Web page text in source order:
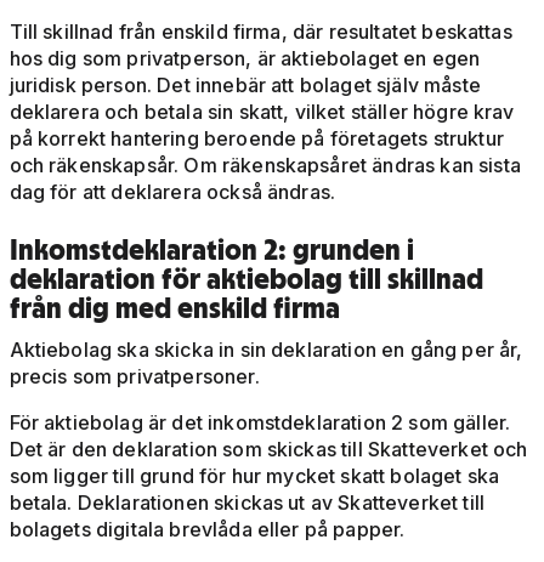
Till skillnad från enskild firma, där resultatet beskattas
hos dig som privatperson, är aktiebolaget en egen
juridisk person. Det innebär att bolaget själv måste
deklarera och betala sin skatt, vilket ställer högre krav
på korrekt hantering beroende på företagets struktur
och räkenskapsår. Om räkenskapsåret ändras kan sista
dag för att deklarera också ändras.
Inkomstdeklaration 2: grunden i
deklaration för aktiebolag till skillnad
från dig med enskild firma
Aktiebolag ska skicka in sin deklaration en gång per år,
precis som privatpersoner.
För aktiebolag är det inkomstdeklaration 2 som gäller.
Det är den deklaration som skickas till Skatteverket och
som ligger till grund för hur mycket skatt bolaget ska
betala. Deklarationen skickas ut av Skatteverket till
bolagets digitala brevlåda eller på papper.